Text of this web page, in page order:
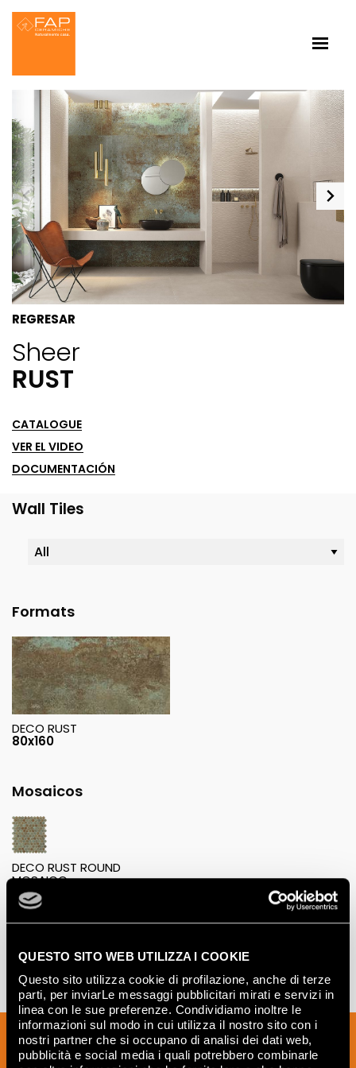
QUESTO SITO WEB UTILIZZA I COOKIE
Questo sito utilizza cookie di profilazione, anche di terze
parti, per inviarLe messaggi pubblicitari mirati e servizi in
linea con le sue preferenze. Condividiamo inoltre le
informazioni sul modo in cui utilizza il nostro sito con i
nostri partner che si occupano di analisi dei dati web,
pubblicità e social media i quali potrebbero combinarle
REGRESAR
Sheer
RUST
CATALOGUE
VER EL VIDEO
DOCUMENTACIÓN
Wall Tiles
Formats
DECO RUST
80x160
Mosaicos
DECO RUST ROUND
MOSAICO
29,5x32,5
Suscríbete a nuestro boletín para recibir
noticias, actualizaciones e ideas